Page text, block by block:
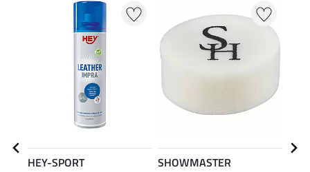
HEY-SPORT
SHOWMASTER